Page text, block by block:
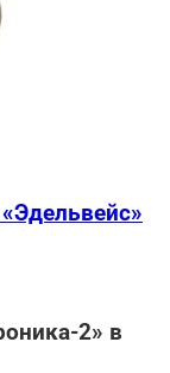
2» в